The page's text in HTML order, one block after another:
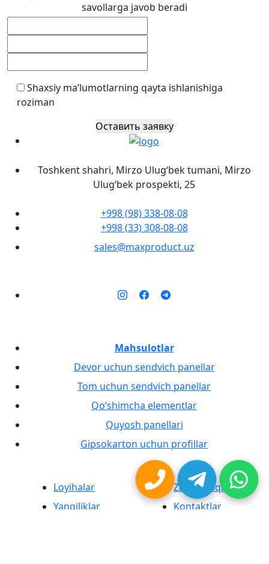
savollarga javob beradi
Shaxsiy ma’lumotlarning qayta ishlanishiga
roziman
Оставить заявку
Toshkent shahri, Mirzo Ulug‘bek tumani, Mirzo
Ulug‘bek prospekti, 25
+998 (98) 338-08-08
+998 (33) 308-08-08
sales@maxproduct.uz
Mahsulotlar
Devor uchun sendvich panellar
Tom uchun sendvich panellar
Qo‘shimcha elementlar
Quyosh panellari
Gipsokarton uchun profillar
Loyihalar
Yangiliklar
Zavod haqida
Kontaktlar